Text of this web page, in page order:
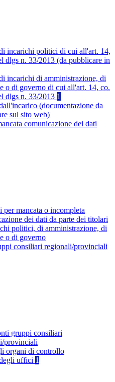
incarichi politici di cui all'art. 14,
dlgs n. 33/2013 (da pubblicare in
incarichi di amministrazione, di
o di governo di cui all'art. 14, co.
dlgs n. 33/2013 1
(documentazione da
sul sito web)
comunicazione dei dati
per mancata o incompleta
dei dati da parte dei titolari
politici, di amministrazione, di
o di governo
consiliari regionali/provinciali
gruppi consiliari
provinciali
organi di controllo
uffici 1